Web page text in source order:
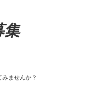
ませんか？